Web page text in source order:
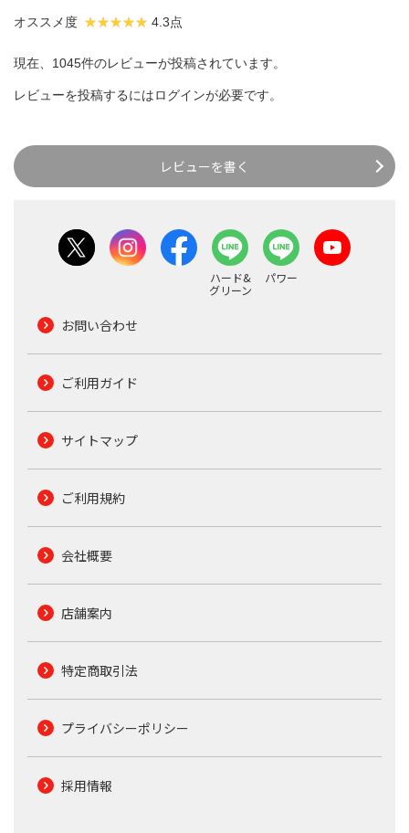
オススメ度 4.3点
現在、1045件のレビューが投稿されています。
レビューを投稿するにはログインが必要です。
レビューを書く
ハード&
グリーン
パワー
お問い合わせ
ご利用ガイド
サイトマップ
ご利用規約
会社概要
店舗案内
特定商取引法
プライバシーポリシー
採用情報